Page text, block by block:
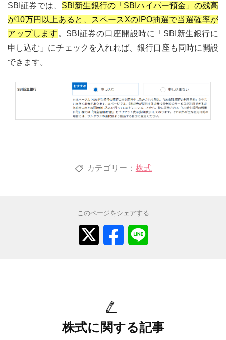
SBI証券では、 SBI新生銀行の「SBIハイパー預金」の残高
が10万円以上あると、スペースXのIPO抽選で当選確率が
アップします 。SBI証券の口座開設時に「SBI新生銀行に
申し込む」にチェックを入れれば、銀行口座も同時に開設
できます。
カテゴリー： 株式
このページをシェアする
株式に関する記事